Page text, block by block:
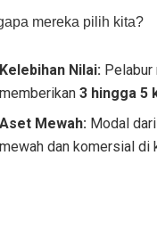
mereka pilih kita?
Kelebihan Nilai: Pelabur
memberikan3 hingga 5
Aset Mewah: Modal
mewah dan komersial di